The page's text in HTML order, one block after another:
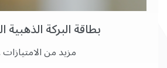
بطاقة البركة الذهبية
مزيد من الامتيازات